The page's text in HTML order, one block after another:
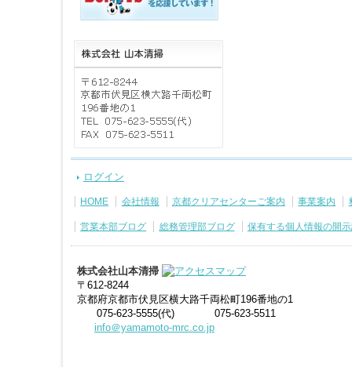
ログイン
HOME 会社情報 京都クリアセンターご案内 事業案内
営業本部ブログ 総務管理部ブログ 保有する個人情報の開
株式会社山本清掃
〒612-8244
京都府京都市伏見区横大路千両松町196番地の1
075-623-5555(代)
075-623-5511
info＠yamamoto-mrc.co.jp